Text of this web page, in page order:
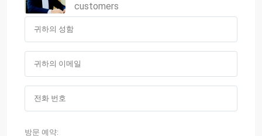
customers
방문 예약: